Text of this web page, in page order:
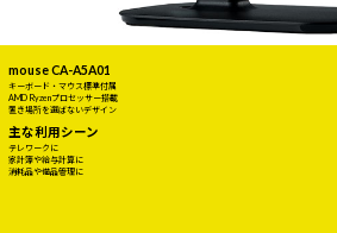
mouse CA-A5A01
キーボード・マウス標準付属
AMD Ryzenプロセッサー搭載
置き場所を選ばないデザイン
主な利用シーン
テレワークに
家計簿や給与計算に
消耗品や備品管理に